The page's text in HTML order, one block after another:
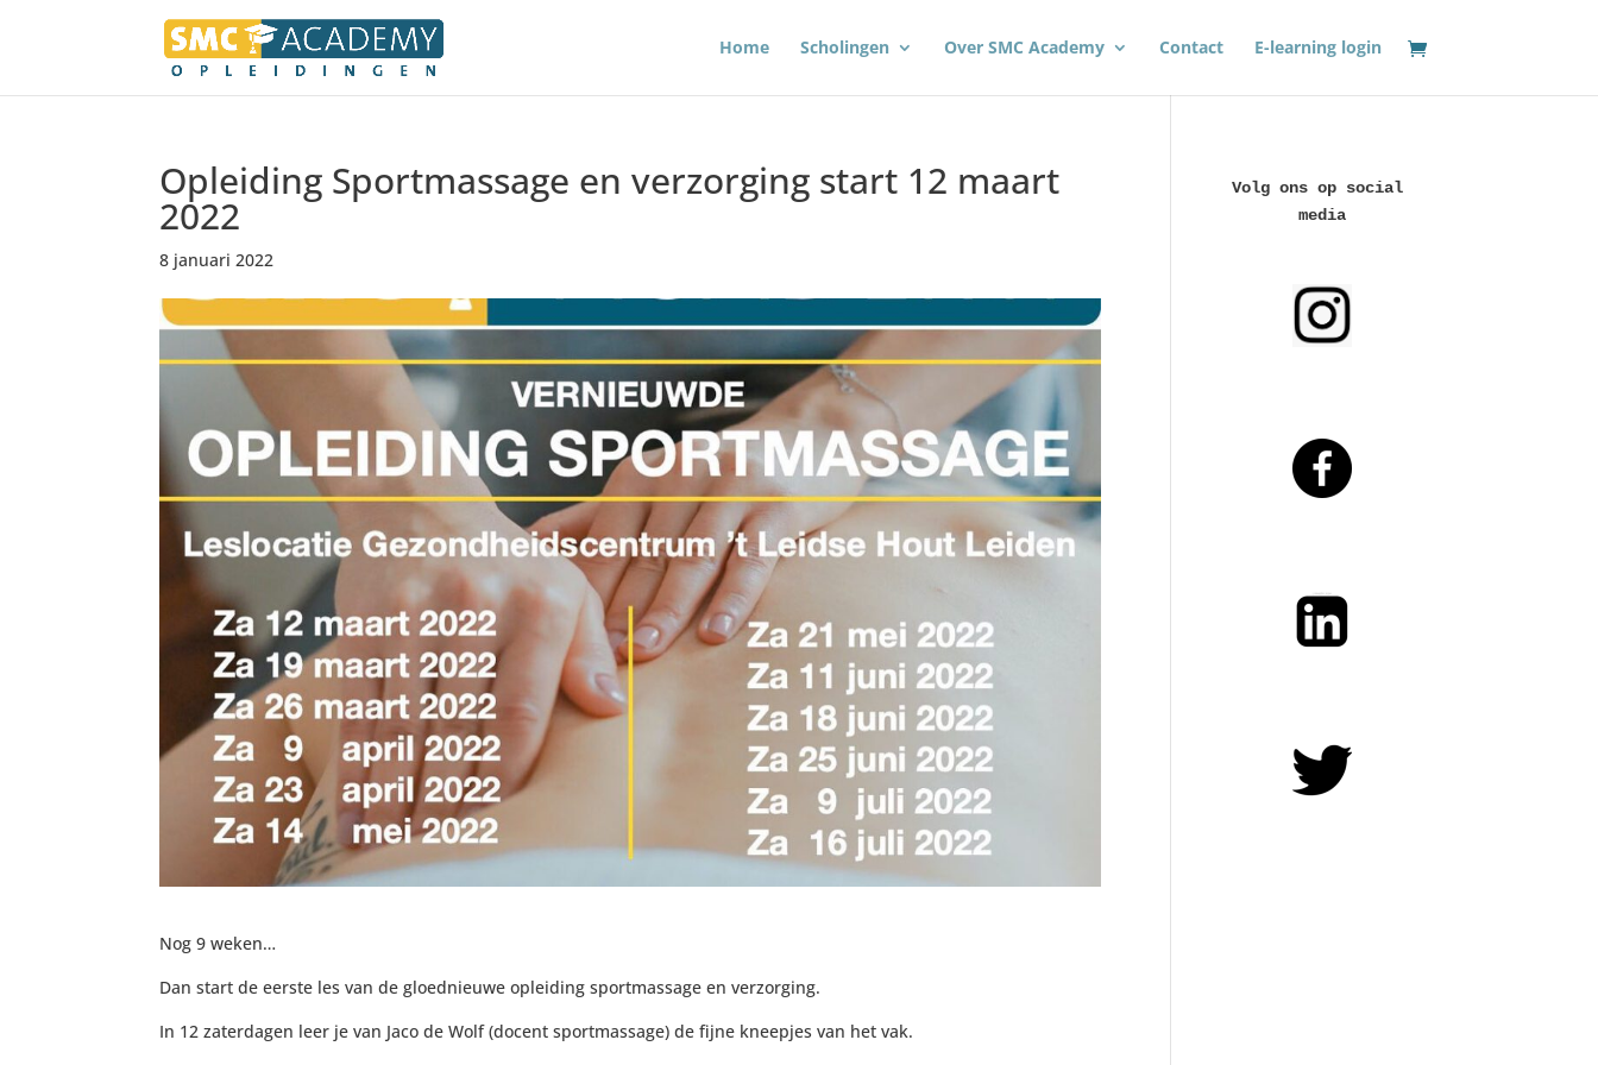
Home Scholingen Over SMC Academy Contact E-learning login
Opleiding Sportmassage en verzorging start 12 maart
2022
8 januari 2022
Nog 9 weken…
Dan start de eerste les van de gloednieuwe opleiding sportmassage en verzorging.
In 12 zaterdagen leer je van Jaco de Wolf (docent sportmassage) de fijne kneepjes van het vak.
Volg ons op social
media